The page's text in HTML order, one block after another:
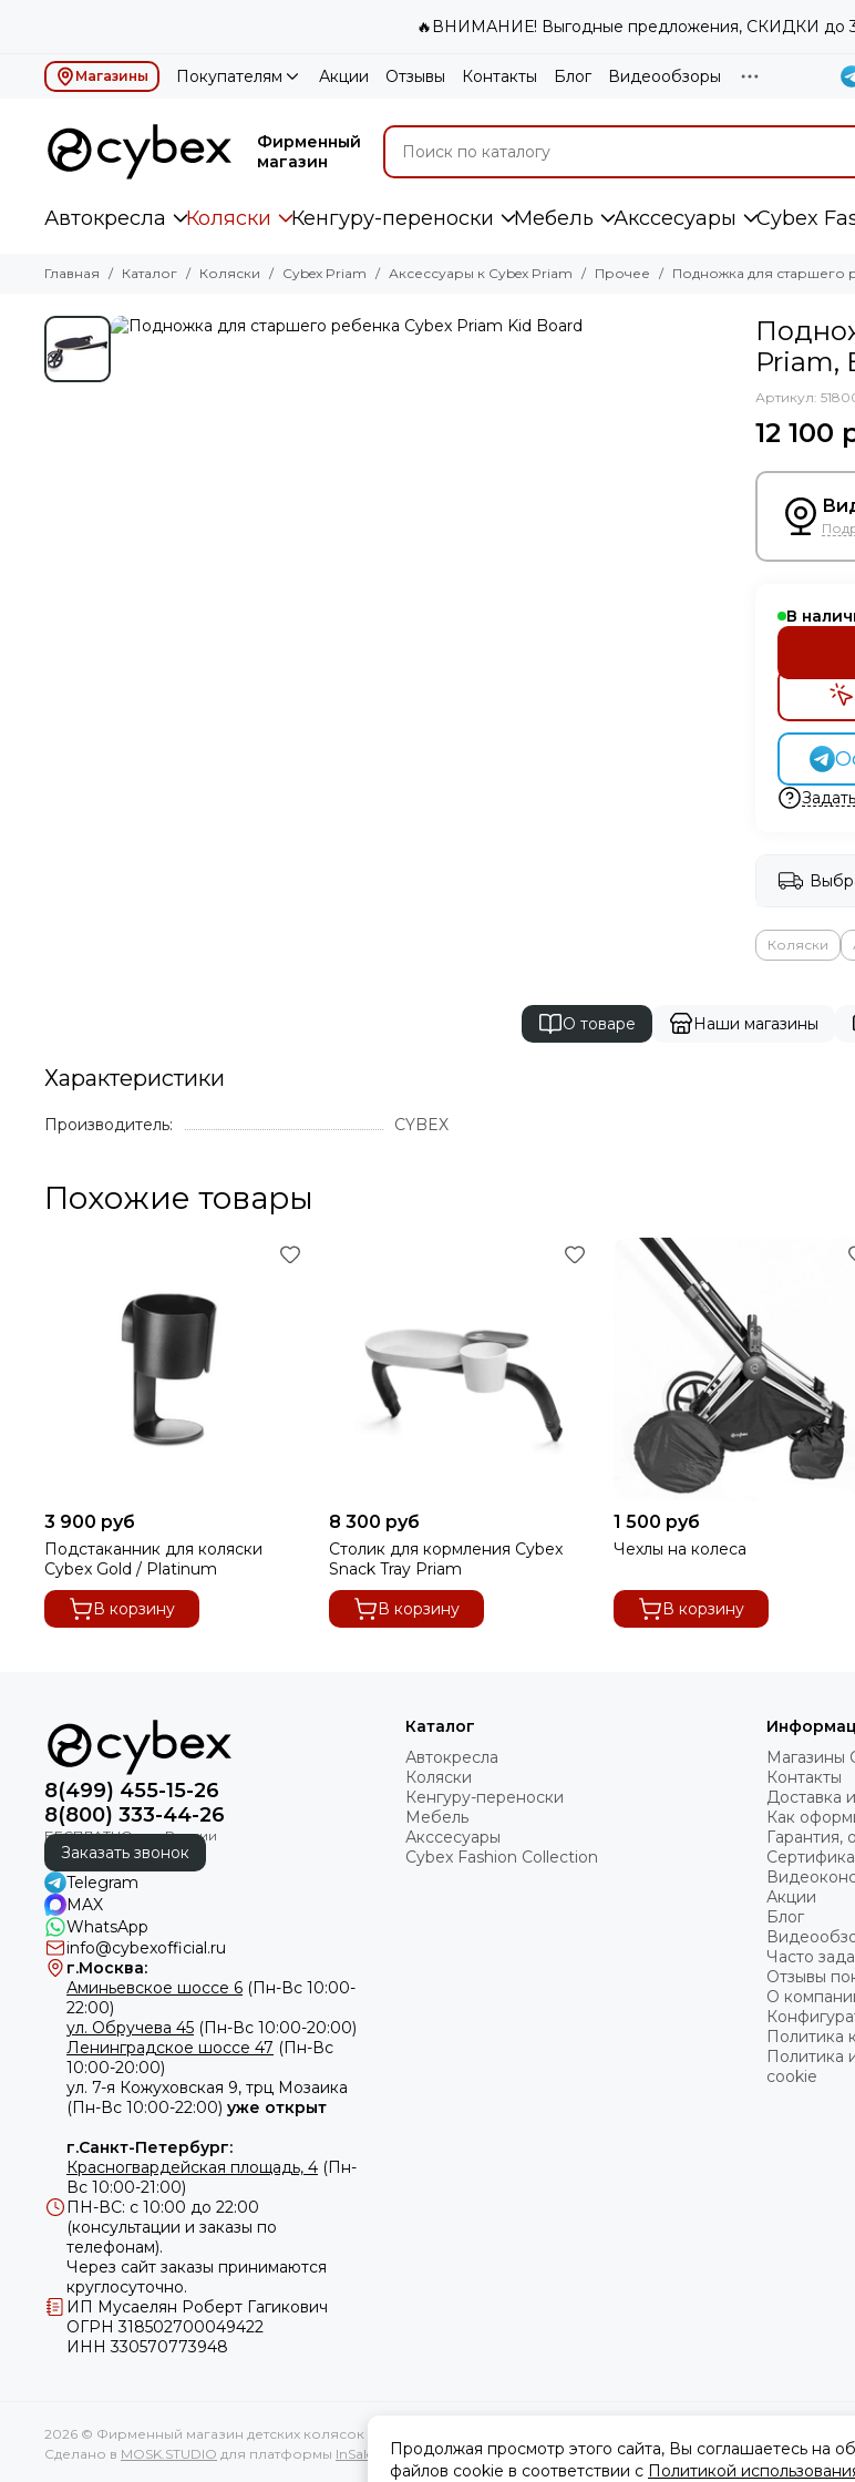
🔥ВНИМАНИЕ! Выгодные предложения, СКИДКИ до
Магазины Покупателям Акции Отзывы Контакты Блог Видеообзоры
Фирменный
магазин
Автокресла Коляски Кенгуру-переноски Мебель Акссесуары Cybex
Главная Каталог Коляски Cybex Priam Аксессуары к Cybex Priam Прочее Подножка для старшего
Priam,
Артикул:
12 100
В
Коляски
О товаре Наши магазины
Характеристики
Производитель: CYBEX
Похожие товары
3 900 руб
Подстаканник для коляски
Cybex Gold / Platinum
В корзину
8 300 руб
Столик для кормления Cybex
Snack Tray Priam
В корзину
1 500 руб
Чехлы на колеса
В корзину
8(499) 455-15-26
8(800) 333-44-26
Заказать звонок
Telegram
MAX
WhatsApp
info@cybexofficial.ru
г.Москва:
Аминьевское шоссе 6 (Пн-Вс 10:00-
22:00)
ул. Обручева 45 (Пн-Вс 10:00-20:00)
Ленинградское шоссе 47 (Пн-Вс
10:00-20:00)
ул. 7-я Кожуховская 9, трц Мозаика
(Пн-Вс 10:00-22:00) уже открыт
г.Санкт-Петербург:
Красногвардейская площадь, 4 (Пн-
Вс 10:00-21:00)
ПН-ВС: с 10:00 до 22:00
(консультации и заказы по
телефонам).
Через сайт заказы принимаются
круглосуточно.
ИП Мусаелян Роберт Гагикович
ОГРН 318502700049422
ИНН 330570773948
Каталог
Автокресла
Коляски
Кенгуру-переноски
Мебель
Акссесуары
Cybex Fashion Collection
Магазины
Контакты
Доставка
Как
Гарантия,
Акции
Блог
Часто
Отзывы
О
Политика
Политика
cookie
2026 © Фирменный магазин детских колясок CYBEX.
Сделано в MOSK.STUDIO для платформы InSales
Продолжая просмотр этого сайта, Вы соглашаетесь на
файлов cookie в соответствии с Политикой